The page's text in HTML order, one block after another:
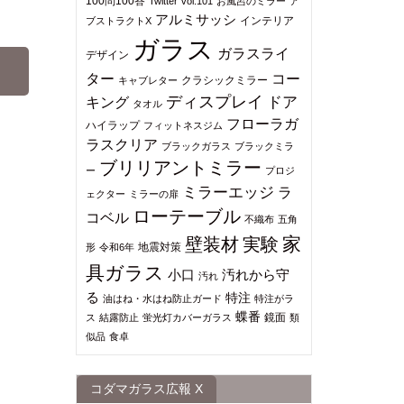
ブストラクトX アルミサッシ インテリア
デザイン ガラス
ガラスライ
ター キャブレター クラシックミラー コー
キング タオル ディスプレイ ドア
ハイラップ フィットネスジム フローラガ
ラスクリア ブラックガラス ブラックミラ
ー ブリリアントミラー プロジ
ェクター ミラーの扉 ミラーエッジ ラ
コベル ローテーブル 不織布 五角
形 令和6年 地震対策 壁装材 実験 家
具ガラス 小口 汚れ 汚れから守
る 油はね・水はね防止ガード 特注 特注がラ
ス 結露防止 蛍光灯カバーガラス 蝶番 鏡面 類
似品 食卓
コダマガラス広報 X